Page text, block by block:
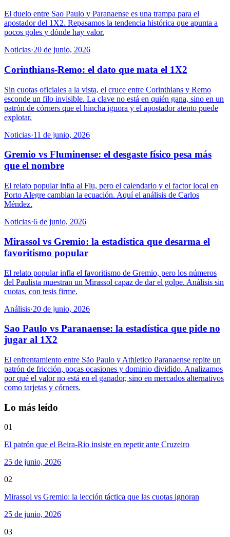
El duelo entre Sao Paulo y Paranaense es una trampa para el
apostador del 1X2. Repasamos la tendencia histórica que apunta a
pocos goles y dónde hay valor.
Noticias·20 de junio, 2026
Corinthians-Remo: el dato que mata el 1X2
Sin cuotas oficiales a la vista, el cruce entre Corinthians y Remo
esconde un filo invisible. La clave no está en quién gana, sino en un
patrón de córners que el hincha ignora y el apostador atento puede
explotar.
Noticias·11 de junio, 2026
Gremio vs Fluminense: el desgaste físico pesa más
que el nombre
El relato popular infla al Flu, pero el calendario y el factor local en
Porto Alegre cambian la ecuación. Aquí el análisis de Carlos
Méndez.
Noticias·6 de junio, 2026
Mirassol vs Gremio: la estadística que desarma el
favoritismo popular
El relato popular infla el favoritismo de Gremio, pero los números
del Paulista muestran un Mirassol capaz de dar el golpe. Análisis sin
cuotas, con tesis firme.
Análisis·20 de junio, 2026
Sao Paulo vs Paranaense: la estadística que pide no
jugar al 1X2
El enfrentamiento entre São Paulo y Athletico Paranaense repite un
patrón de fricción, pocas ocasiones y dominio dividido. Analizamos
por qué el valor no está en el ganador, sino en mercados alternativos
como tarjetas y córners.
Lo más leído
01
El patrón que el Beira-Rio insiste en repetir ante Cruzeiro
25 de junio, 2026
02
Mirassol vs Gremio: la lección táctica que las cuotas ignoran
25 de junio, 2026
03